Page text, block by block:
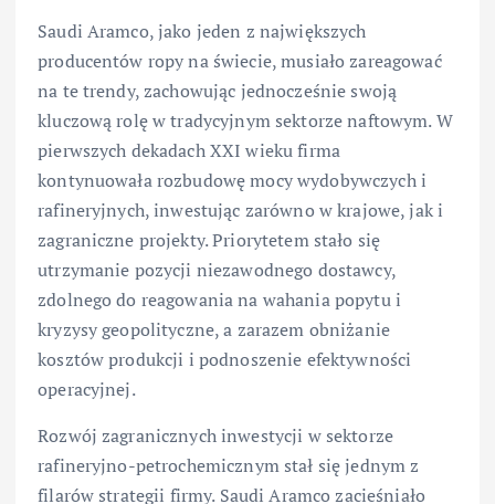
Saudi Aramco, jako jeden z największych
producentów ropy na świecie, musiało zareagować
na te trendy, zachowując jednocześnie swoją
kluczową rolę w tradycyjnym sektorze naftowym. W
pierwszych dekadach XXI wieku firma
kontynuowała rozbudowę mocy wydobywczych i
rafineryjnych, inwestując zarówno w krajowe, jak i
zagraniczne projekty. Priorytetem stało się
utrzymanie pozycji niezawodnego dostawcy,
zdolnego do reagowania na wahania popytu i
kryzysy geopolityczne, a zarazem obniżanie
kosztów produkcji i podnoszenie efektywności
operacyjnej.
Rozwój zagranicznych inwestycji w sektorze
rafineryjno-petrochemicznym stał się jednym z
filarów strategii firmy. Saudi Aramco zacieśniało